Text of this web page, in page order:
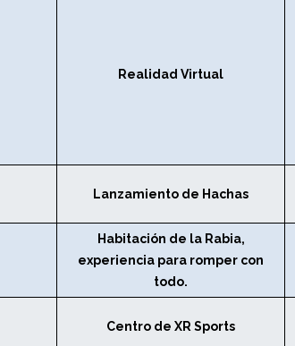
Realidad Virtual
Lanzamiento de Hachas
Habitación de la Rabia,
experiencia para romper con
todo.
Centro de XR Sports